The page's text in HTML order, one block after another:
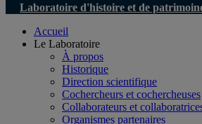
Laboratoire d'histoire et de
Accueil
Le Laboratoire
À propos
Historique
Direction scientifique
Cochercheurs et cochercheuses
Collaborateurs et
Organismes partenaires